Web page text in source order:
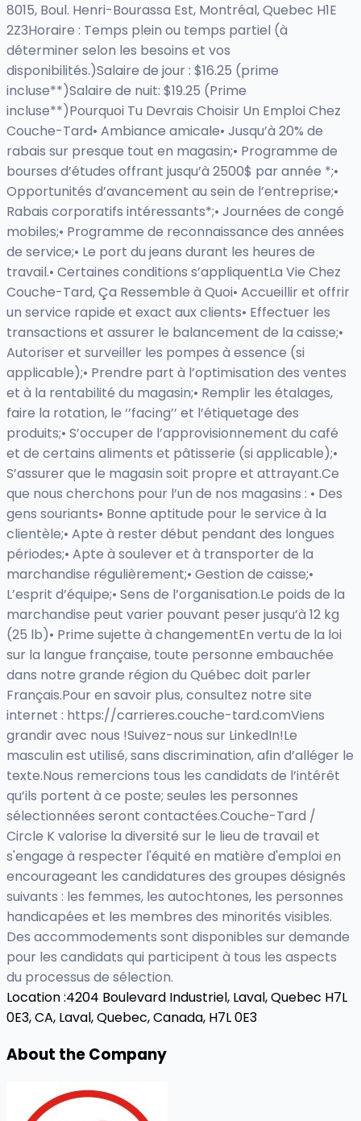
8015, Boul. Henri-Bourassa Est, Montréal, Quebec H1E
2Z3Horaire : Temps plein ou temps partiel (à
déterminer selon les besoins et vos
disponibilités.)Salaire de jour : $16.25 (prime
incluse**)Salaire de nuit: $19.25 (Prime
incluse**)Pourquoi Tu Devrais Choisir Un Emploi Chez
Couche-Tard• Ambiance amicale• Jusqu’à 20% de
rabais sur presque tout en magasin;• Programme de
bourses d’études offrant jusqu’à 2500$ par année *;•
Opportunités d’avancement au sein de l’entreprise;•
Rabais corporatifs intéressants*;• Journées de congé
mobiles;• Programme de reconnaissance des années
de service;• Le port du jeans durant les heures de
travail.• Certaines conditions s’appliquentLa Vie Chez
Couche-Tard, Ça Ressemble à Quoi• Accueillir et offrir
un service rapide et exact aux clients• Effectuer les
transactions et assurer le balancement de la caisse;•
Autoriser et surveiller les pompes à essence (si
applicable);• Prendre part à l’optimisation des ventes
et à la rentabilité du magasin;• Remplir les étalages,
faire la rotation, le ‘’facing’’ et l’étiquetage des
produits;• S’occuper de l’approvisionnement du café
et de certains aliments et pâtisserie (si applicable);•
S’assurer que le magasin soit propre et attrayant.Ce
que nous cherchons pour l’un de nos magasins : • Des
gens souriants• Bonne aptitude pour le service à la
clientèle;• Apte à rester début pendant des longues
périodes;• Apte à soulever et à transporter de la
marchandise régulièrement;• Gestion de caisse;•
L’esprit d’équipe;• Sens de l’organisation.Le poids de la
marchandise peut varier pouvant peser jusqu’à 12 kg
(25 lb)• Prime sujette à changementEn vertu de la loi
sur la langue française, toute personne embauchée
dans notre grande région du Québec doit parler
Français.Pour en savoir plus, consultez notre site
internet : https://carrieres.couche-tard.comViens
grandir avec nous !Suivez-nous sur LinkedIn!Le
masculin est utilisé, sans discrimination, afin d’alléger le
texte.Nous remercions tous les candidats de l’intérêt
qu’ils portent à ce poste; seules les personnes
sélectionnées seront contactées.Couche-Tard /
Circle K valorise la diversité sur le lieu de travail et
s'engage à respecter l'équité en matière d'emploi en
encourageant les candidatures des groupes désignés
suivants : les femmes, les autochtones, les personnes
handicapées et les membres des minorités visibles.
Des accommodements sont disponibles sur demande
pour les candidats qui participent à tous les aspects
du processus de sélection.
Location :4204 Boulevard Industriel, Laval, Quebec H7L
0E3, CA, Laval, Quebec, Canada, H7L 0E3
About the Company